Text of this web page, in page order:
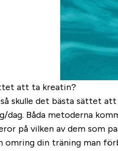
att ta kreatin?
skulle det bästa sättet
dag. Båda metoderna
på vilken av dem som
omring din träning man